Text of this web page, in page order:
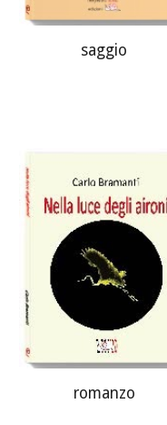
saggio
romanzo